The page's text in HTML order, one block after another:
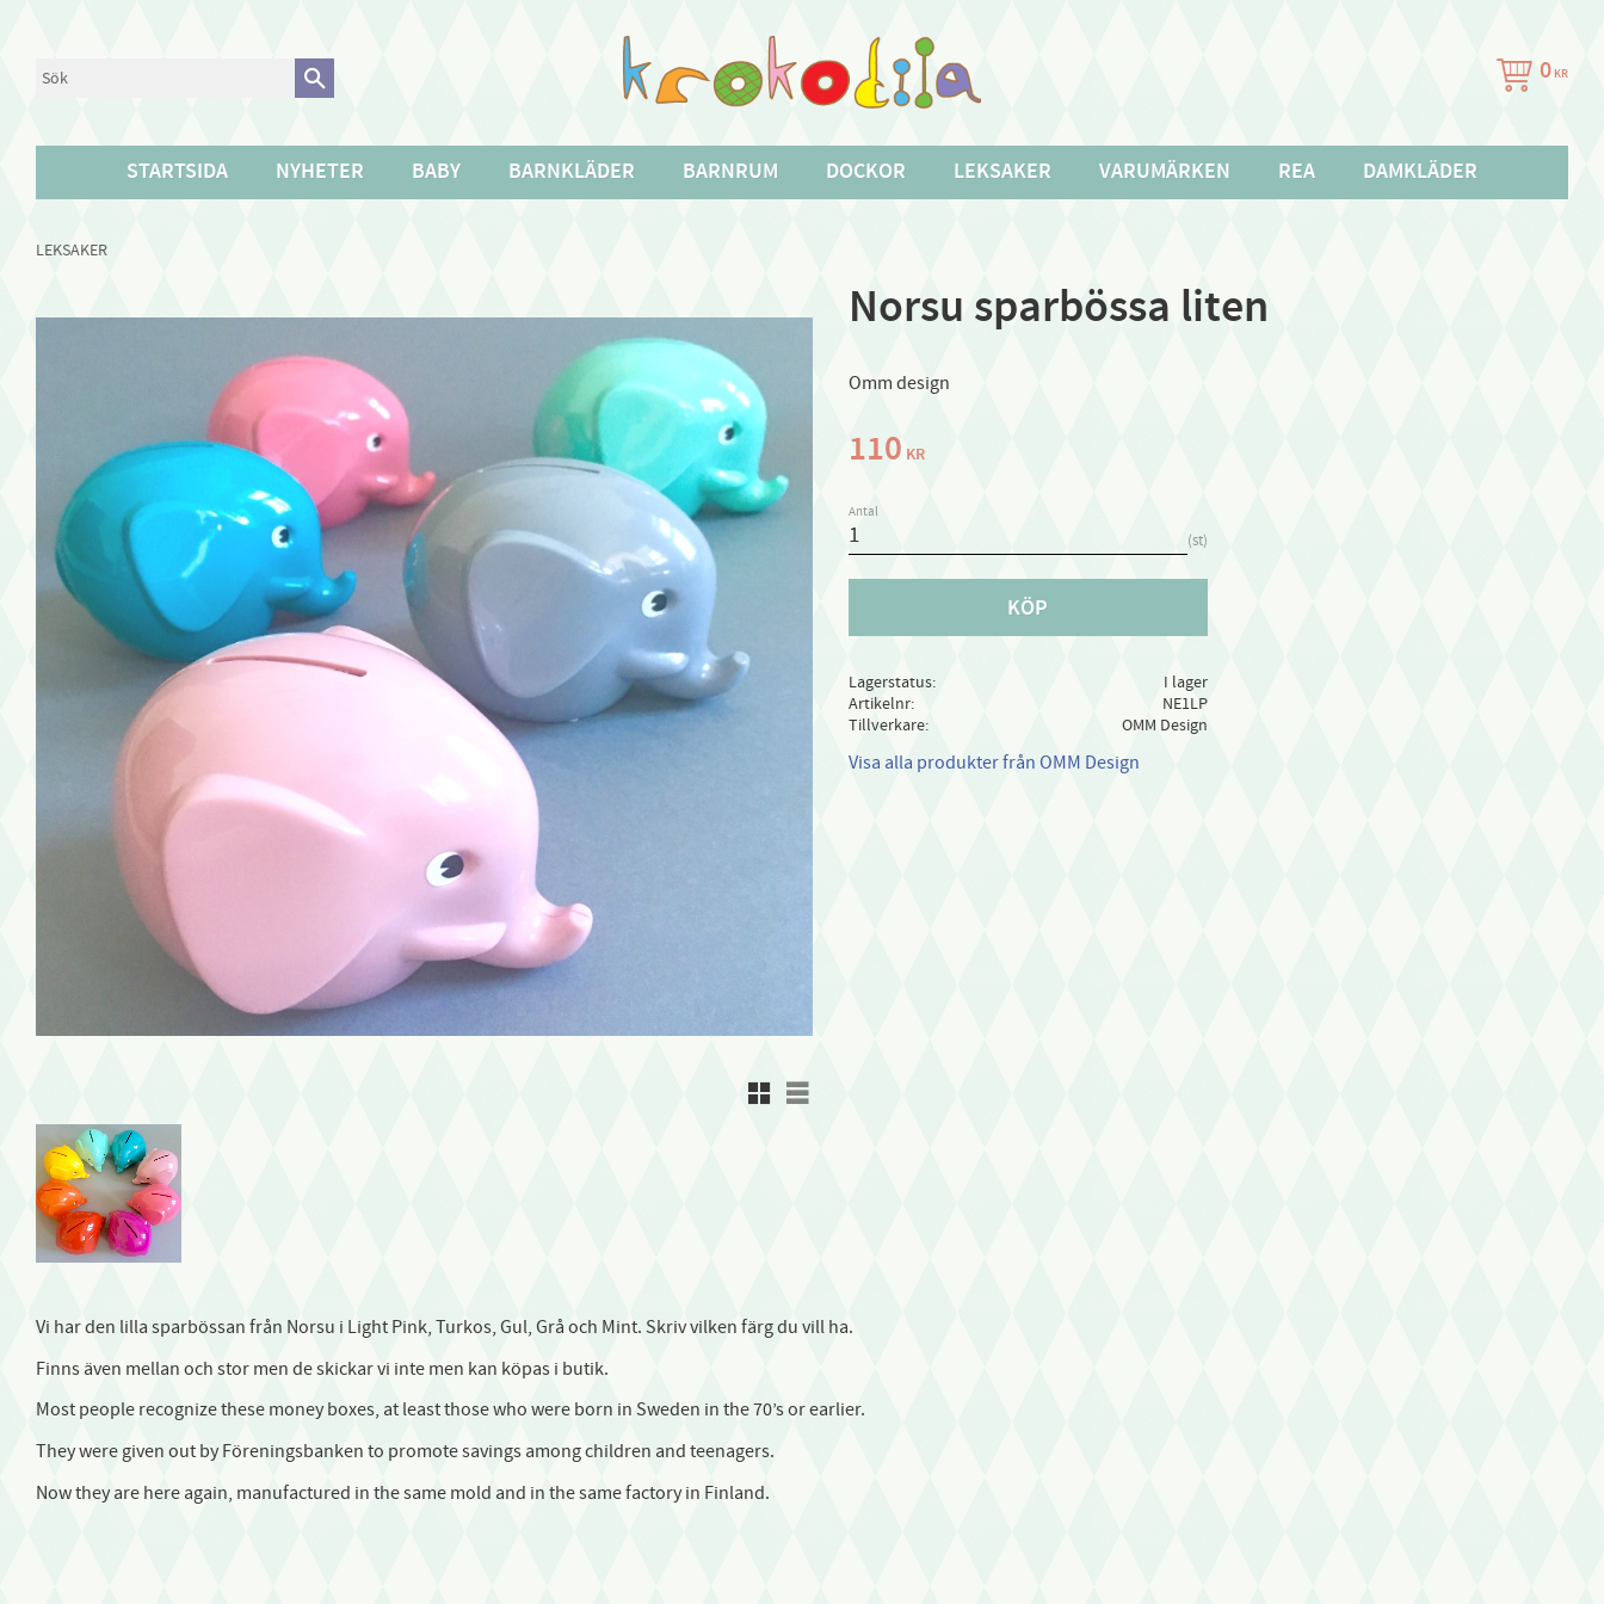
0 KR
STARTSIDA NYHETER BABY BARNKLÄDER BARNRUM DOCKOR LEKSAKER VARUMÄRKEN REA DAMKLÄDER
LEKSAKER
Norsu sparbössa liten
Omm design
Rutnätsvy
Listvy
110 KR
Antal
st
KÖP
Lagerstatus
I lager
Artikelnr
NE1LP
Tillverkare
OMM Design
Visa alla produkter från OMM Design
Vi har den lilla sparbössan från Norsu i Light Pink, Turkos, Gul, Grå och Mint. Skriv vilken färg du vill ha.
Finns även mellan och stor men de skickar vi inte men kan köpas i butik.
Most people recognize these money boxes, at least those who were born in Sweden in the 70’s or earlier.
They were given out by Föreningsbanken to promote savings among children and teenagers.
Now they are here again, manufactured in the same mold and in the same factory in Finland.